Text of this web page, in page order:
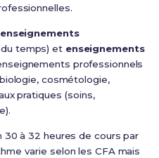
enseignements
temps) et enseignements
professionnels
cosmétologie,
pratiques (soins,
30 à 32 heures de cours par
varie selon les CFA mais